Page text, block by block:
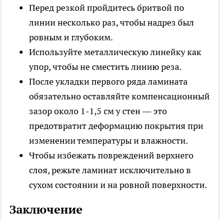
Перед резкой пройдитесь бритвой по
линии несколько раз, чтобы надрез был
ровным и глубоким.
Используйте металлическую линейку как
упор, чтобы не сместить линию реза.
После укладки первого ряда ламината
обязательно оставляйте компенсационный
зазор около 1-1,5 см у стен — это
предотвратит деформацию покрытия при
изменении температуры и влажности.
Чтобы избежать повреждений верхнего
слоя, режьте ламинат исключительно в
сухом состоянии и на ровной поверхности.
Заключение